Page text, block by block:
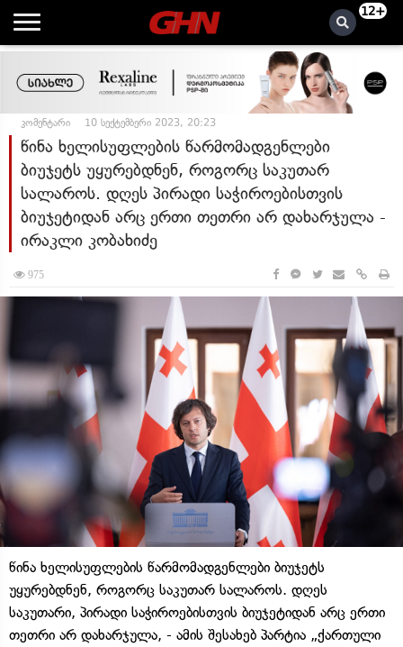
12+
კომენტარი 10 სექტემბერი 2023, 20:23
წინა ხელისუფლების წარმომადგენლები
ბიუჯეტს უყურებდნენ, როგორც საკუთარ
სალაროს. დღეს პირადი საჭიროებისთვის
ბიუჯეტიდან არც ერთი თეთრი არ დახარჯულა -
ირაკლი კობახიძე
975
წინა ხელისუფლების წარმომადგენლები ბიუჯეტს
უყურებდნენ, როგორც საკუთარ სალაროს. დღეს
საკუთარი, პირადი საჭიროებისთვის ბიუჯეტიდან არც ერთი
თეთრი არ დახარჯულა, - ამის შესახებ პარტია „ქართული